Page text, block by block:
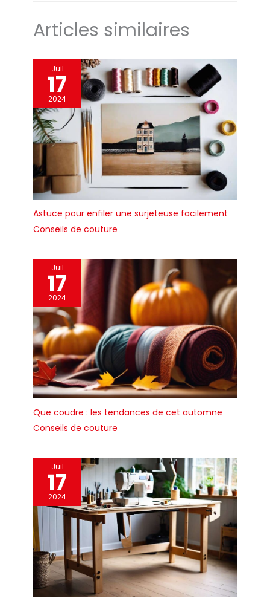
style
Articles similaires
Juil
17
2024
Astuce pour enfiler une surjeteuse facilement
Conseils de couture
Juil
17
2024
Que coudre : les tendances de cet automne
Conseils de couture
Juil
17
2024